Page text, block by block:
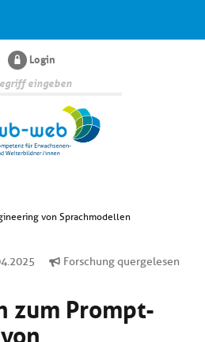
Aktuelles
Dossiers
Wissen
Login
von Sprachmodellen
Forschung quergelesen
zum Prompt-